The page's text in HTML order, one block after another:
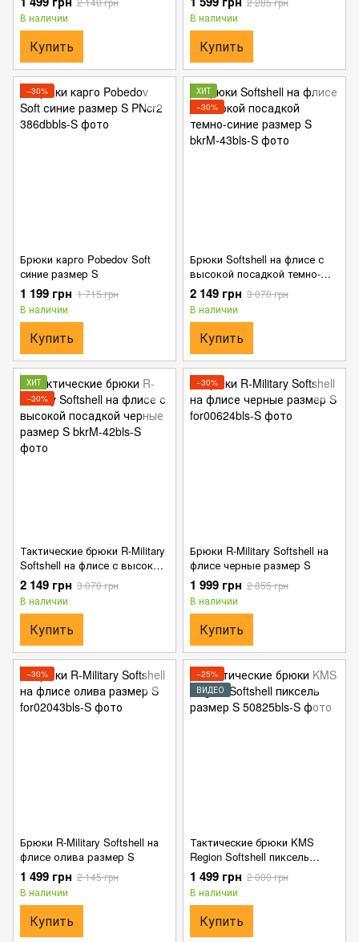
В наличии
Купить
В наличии
Купить
−30%
Брюки карго Pobedov Soft
синие размер S
1 199 грн 1 715 грн
В наличии
Купить
ХИТ
−30%
Брюки Softshell на флисе с
высокой посадкой темно-
синие размер S
2 149 грн 3 070 грн
В наличии
Купить
ХИТ
−30%
Тактические брюки R-Military
Softshell на флисе с высокой
посадкой черные размер S
2 149 грн 3 070 грн
В наличии
Купить
−30%
Брюки R-Military Softshell на
флисе черные размер S
1 999 грн 2 855 грн
В наличии
Купить
−30%
Брюки R-Military Softshell на
флисе олива размер S
1 499 грн 2 145 грн
В наличии
Купить
−25%
ВИДЕО
Тактические брюки KMS
Region Softshell пиксель
размер S
1 499 грн 2 000 грн
В наличии
Купить